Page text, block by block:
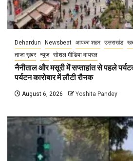
Dehardun Newsbeat आपका शहर उत्तराखंड
ताज़ा ख़बर न्यूज़ सोशल मीडिया वायरल
नैनीताल और मसूरी में सप्ताहांत से पहले
पर्यटन कारोबार में लौटी रौनक
August 6, 2026 Yoshita Pandey